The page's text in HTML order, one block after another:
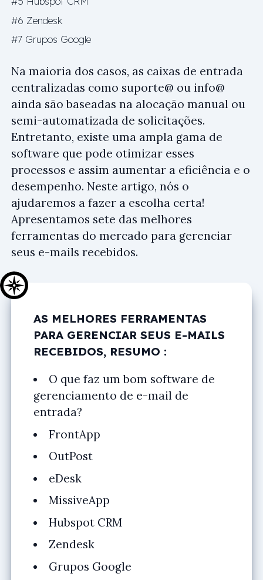
#6 Zendesk
#7 Grupos Google
Na maioria dos casos, as caixas de entrada
centralizadas como suporte@ ou info@
ainda são baseadas na alocação manual ou
semi-automatizada de solicitações.
Entretanto, existe uma ampla gama de
software que pode otimizar esses
processos e assim aumentar a eficiência e o
desempenho. Neste artigo, nós o
ajudaremos a fazer a escolha certa!
Apresentamos sete das melhores
ferramentas do mercado para gerenciar
seus e-mails recebidos.
AS MELHORES FERRAMENTAS
PARA GERENCIAR SEUS E-MAILS
RECEBIDOS, RESUMO :
O que faz um bom software de
gerenciamento de e-mail de
entrada?
FrontApp
OutPost
eDesk
MissiveApp
Hubspot CRM
Zendesk
Grupos Google